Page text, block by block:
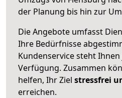
der Planung bis hin zur
Die Angebote umfasst
Ihre Bedürfnisse
Kundenservice steht
Verfügung. Zusammen
helfen, Ihr Ziel stressfrei
erreichen.